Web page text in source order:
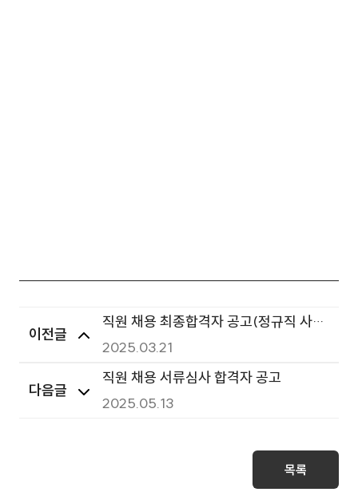
이전글
직원 채용 최종합격자 공고(정규직 사무
보조원, 정규직 간호조무사)
2025.03.21
다음글
직원 채용 서류심사 합격자 공고
2025.05.13
목록